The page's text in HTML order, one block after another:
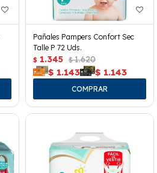
Pañales Pampers Confort Sec
Talle P 72 Uds.
$ 1.345 $ 1.620
$ 1.143 $ 1.143